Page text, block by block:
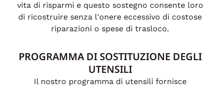
vita di risparmi e questo sostegno consente loro
di ricostruire senza l'onere eccessivo di costose
riparazioni o spese di trasloco.
PROGRAMMA DI SOSTITUZIONE DEGLI
UTENSILI
Il nostro programma di utensili fornisce